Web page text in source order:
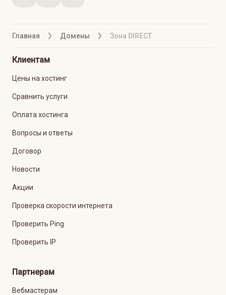
Главная Домены Зона DIRECT
Клиентам
Цены на хостинг
Сравнить услуги
Оплата хостинга
Вопросы и ответы
Договор
Новости
Акции
Проверка скорости интернета
Проверить Ping
Проверить IP
Партнерам
Вебмастерам